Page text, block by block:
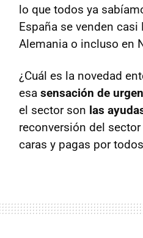
lo que todos ya
España se venden
Alemania o incluso en
¿Cuál es la novedad
esa sensación de
el sector son las
reconversión del
caras y pagas por